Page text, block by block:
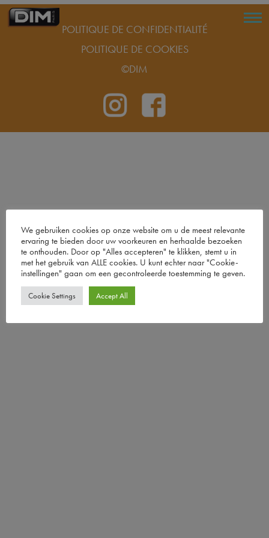
POLITIQUE DE CONFIDENTIALITÉ
POLITIQUE DE COOKIES
©DIM
We gebruiken cookies op onze website om u de meest relevante
ervaring te bieden door uw voorkeuren en herhaalde bezoeken
te onthouden. Door op "Alles accepteren" te klikken, stemt u in
met het gebruik van ALLE cookies. U kunt echter naar "Cookie-
instellingen" gaan om een ​​gecontroleerde toestemming te geven.
Cookie Settings Accept All